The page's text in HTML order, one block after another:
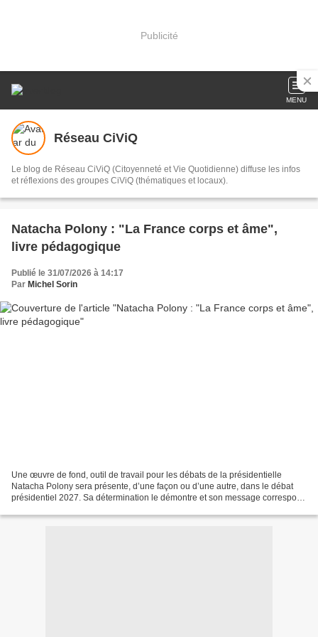
Publicité
MENU
Réseau CiViQ
Le blog de Réseau CiViQ (Citoyenneté et Vie Quotidienne) diffuse les infos
et réflexions des groupes CiViQ (thématiques et locaux).
Natacha Polony : "La France corps et âme",
livre pédagogique
Publié le 31/07/2026 à 14:17
Par Michel Sorin
Une œuvre de fond, outil de travail pour les débats de la présidentielle
Natacha Polony sera présente, d’une façon ou d’une autre, dans le débat
présidentiel 2027. Sa détermination le démontre et son message correspond